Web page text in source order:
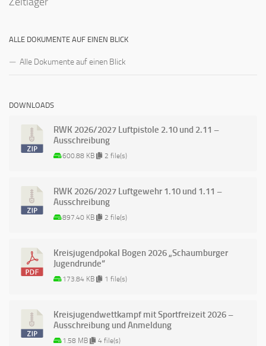
ALLE DOKUMENTE AUF EINEN BLICK
Alle Dokumente auf einen Blick
DOWNLOADS
RWK 2026/2027 Luftpistole 2.10 und 2.11 –
Ausschreibung
600.88 KB 2 file(s)
RWK 2026/2027 Luftgewehr 1.10 und 1.11 –
Ausschreibung
897.40 KB 2 file(s)
Kreisjugendpokal Bogen 2026 „Schaumburger
Jugendrunde“
173.84 KB 1 file(s)
Kreisjugendwettkampf mit Sportfreizeit 2026 –
Ausschreibung und Anmeldung
1.58 MB 4 file(s)